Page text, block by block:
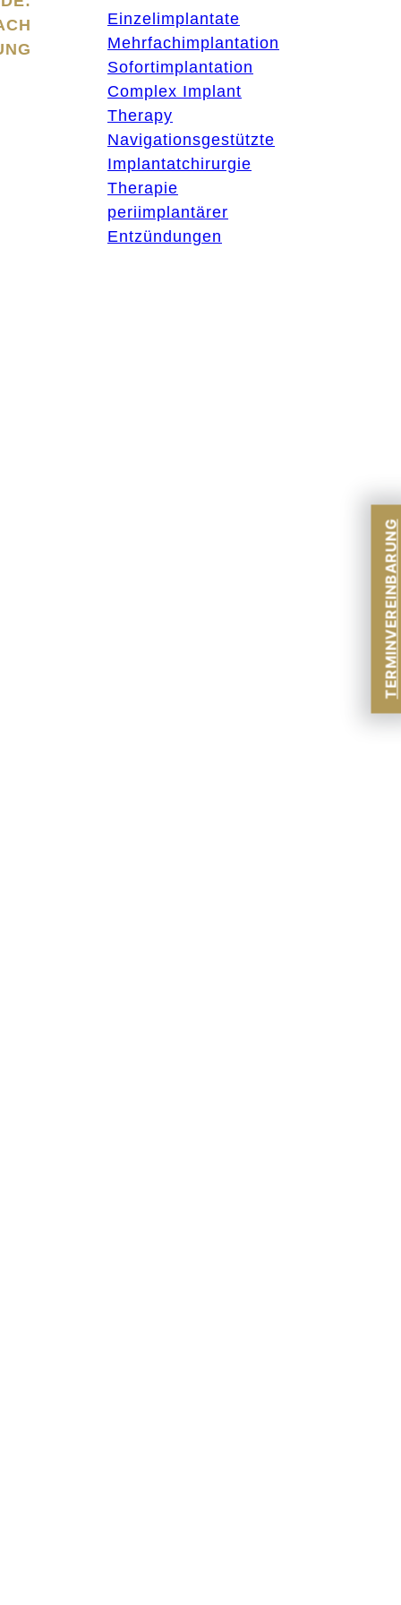
Einzelimplantate
Mehrfachimplantation
Sofortimplantation
Complex Implant
Therapy
Navigationsgestützte
Implantatchirurgie
Therapie
periimplantärer
Entzündungen
TERMINVEREINBARUNG